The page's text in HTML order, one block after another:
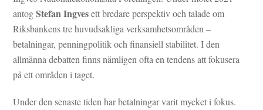
antogStefan Ingvesett bredare perspektiv och talade om
Riksbankens tre huvudsakliga verksamhetsområden –
betalningar, penningpolitik och finansiell stabilitet. I den
allmänna debatten finns nämligen ofta en tendens att fokusera
på ett områden i taget.
Under den senaste tiden har betalningar varit mycket i fokus.